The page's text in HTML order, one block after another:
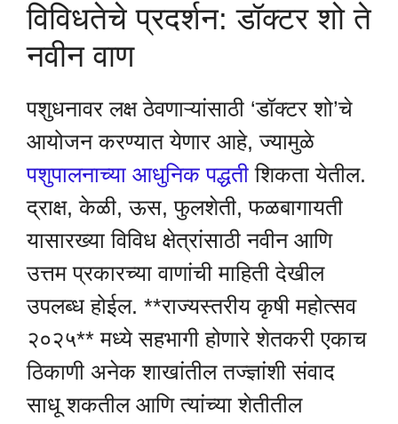
विविधतेचे प्रदर्शन: डॉक्टर शो ते
नवीन वाण
पशुधनावर लक्ष ठेवणाऱ्यांसाठी ‘डॉक्टर शो’चे
आयोजन करण्यात येणार आहे, ज्यामुळे
पशुपालनाच्या आधुनिक पद्धती शिकता येतील.
द्राक्ष, केळी, ऊस, फुलशेती, फळबागायती
यासारख्या विविध क्षेत्रांसाठी नवीन आणि
उत्तम प्रकारच्या वाणांची माहिती देखील
उपलब्ध होईल. **राज्यस्तरीय कृषी महोत्सव
२०२५** मध्ये सहभागी होणारे शेतकरी एकाच
ठिकाणी अनेक शाखांतील तज्ज्ञांशी संवाद
साधू शकतील आणि त्यांच्या शेतीतील